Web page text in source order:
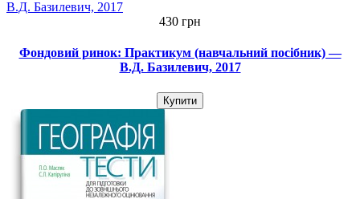
430 грн
Фондовий ринок: Практикум (навчальний посібник) —
В.Д. Базилевич, 2017
Купити